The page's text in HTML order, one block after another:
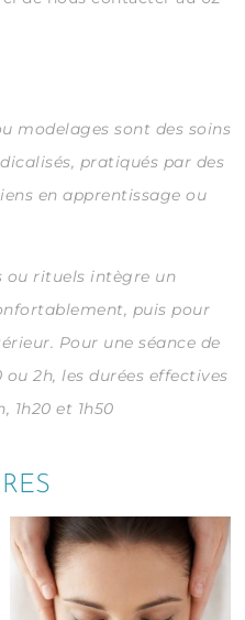
modelages sont des soins
pratiqués par des
en apprentissage ou
ou rituels intègre un
puis pour
Pour une séance de
2h, les durées effectives
1h20 et 1h50